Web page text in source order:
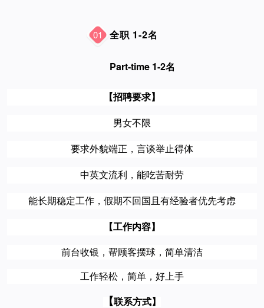
01 全职 1-2名
Part-time 1-2名
【招聘要求】
男女不限
要求外貌端正， 言谈举止得体
中英文流利，能吃苦耐劳
能长期稳定工作，假期不回国且有经验者优先考虑
【工作内容】
前台收银，帮顾客摆球，简单清洁
工作轻松，简单，好上手
【联系方式】